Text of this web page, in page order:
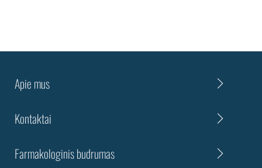
Apie mus
Kontaktai
Farmakologinis budrumas